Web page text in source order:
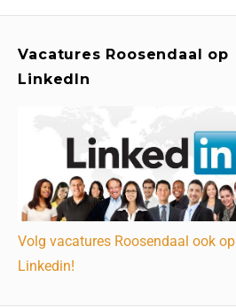
Vacatures Roosendaal op
LinkedIn
Volg vacatures Roosendaal ook op
Linkedin!